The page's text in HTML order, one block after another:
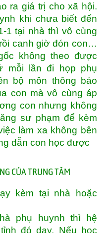
ra giá trị cho xã hội.
khi chưa biết đến
1 tại nhà thì vô cùng
canh giờ đón con…
không theo được
mỗi lần đi họp phụ
bộ môn thông báo
con mà vô cùng áp
con nhưng không
sư phạm để kèm
làm xa không bên
dẫn con học được
CỦA TRUNG TÂM
kèm tại nhà hoặc
phụ huynh thì hệ
đó dạy. Nếu học